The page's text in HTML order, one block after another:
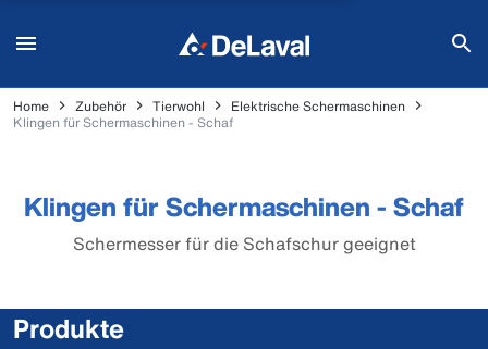
Home Zubehör Tierwohl
Elektrische Schermaschinen
Klingen für Schermaschinen - Schaf
Klingen für Schermaschinen - Schaf
Schermesser für die Schafschur geeignet
Produkte